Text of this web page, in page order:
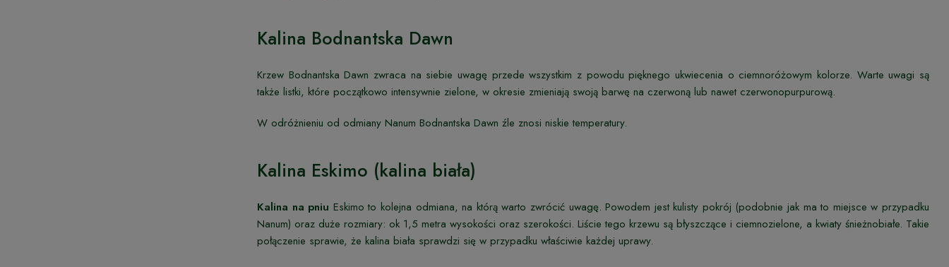
Kalina Bodnantska Dawn
Krzew Bodnantska Dawn zwraca na siebie uwagę przede wszystkim z powodu pięknego ukwiecenia o ciemnoróżowym kolorze. Warte uwagi są
także listki, które początkowo intensywnie zielone, w okresie zmieniają swoją barwę na czerwoną lub nawet czerwonopurpurową.
W odróżnieniu od odmiany Nanum Bodnantska Dawn źle znosi niskie temperatury.
Kalina Eskimo (kalina biała)
Kalina na pniu Eskimo to kolejna odmiana, na którą warto zwrócić uwagę. Powodem jest kulisty pokrój (podobnie jak ma to miejsce w przypadku
Nanum) oraz duże rozmiary: ok 1,5 metra wysokości oraz szerokości. Liście tego krzewu są błyszczące i ciemnozielone, a kwiaty śnieżnobiałe. Takie
połączenie sprawie, że kalina biała sprawdzi się w przypadku właściwie każdej uprawy.